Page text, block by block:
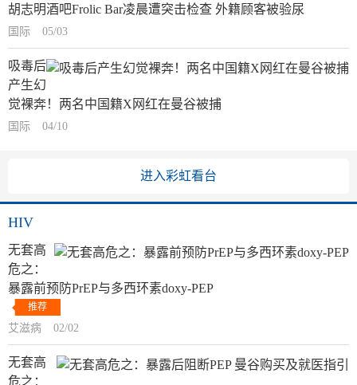
胡志明酒吧Frolic Bar凌晨遭突击检查 外籍顾客被验尿
国际 05/03
吸毒后
产生幻
觉裸奔！两名中国籍X网红在曼谷被捕
国际 04/10
进入彩虹看台
HIV
无套高
危之：
暴露前预防PrEP与多西环素doxy-PEP
推荐
艾滋病 02/02
无套高
危之：